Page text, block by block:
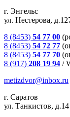
г. Энгельс
ул. Нестерова,
8 (8453) 54 77 00
8 (8453) 54 72 77
8 (8453) 54 77 70
8 (917) 208 19 94 /
metizdvor@inbox.ru
г. Саратов
ул. Танкистов, д.14